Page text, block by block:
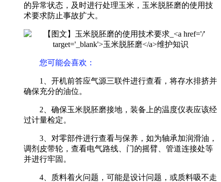
的异常状态，及时进行处理玉米，玉米脱胚磨的使用技
术要求防止事故扩大。
您可能会喜欢：
1、开机前答应气源三联件进行查看，将存水排挤并
确保充分的油位。
2、确保玉米脱胚磨接地，装备上的温度仪表应该经
过计量检定。
3、对零部件进行查看与保养，如为轴承加润滑油，
调剂皮带轮，查看电气路线、门的摇臂、管道连接处等
并进行牢固。
4、质料着火问题，可能是设计问题，或质料吸不走